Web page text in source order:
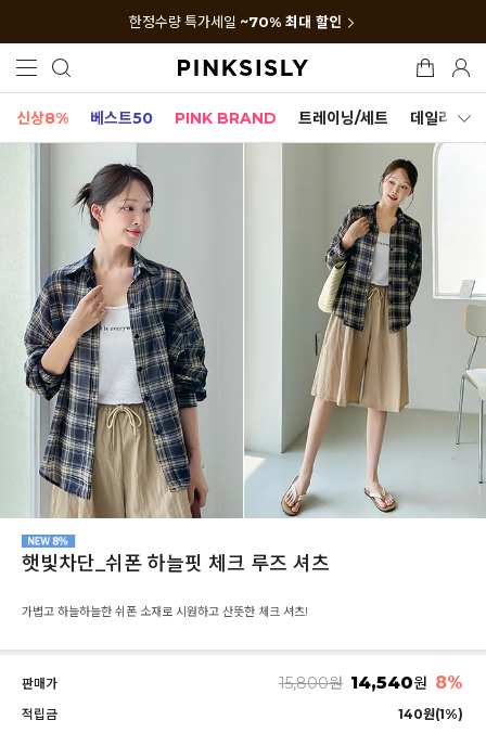
한정수량 특가세일 ~70% 최대 할인
신상8% 베스트50 PINK BRAND 트레이닝/세트 데일리세트
햇빛차단_쉬폰 하늘핏 체크 루즈 셔츠
가볍고 하늘하늘한 쉬폰 소재로 시원하고 산뜻한 체크 셔츠!
판매가 15,800원 14,540원 8%
적립금
140원(1%)